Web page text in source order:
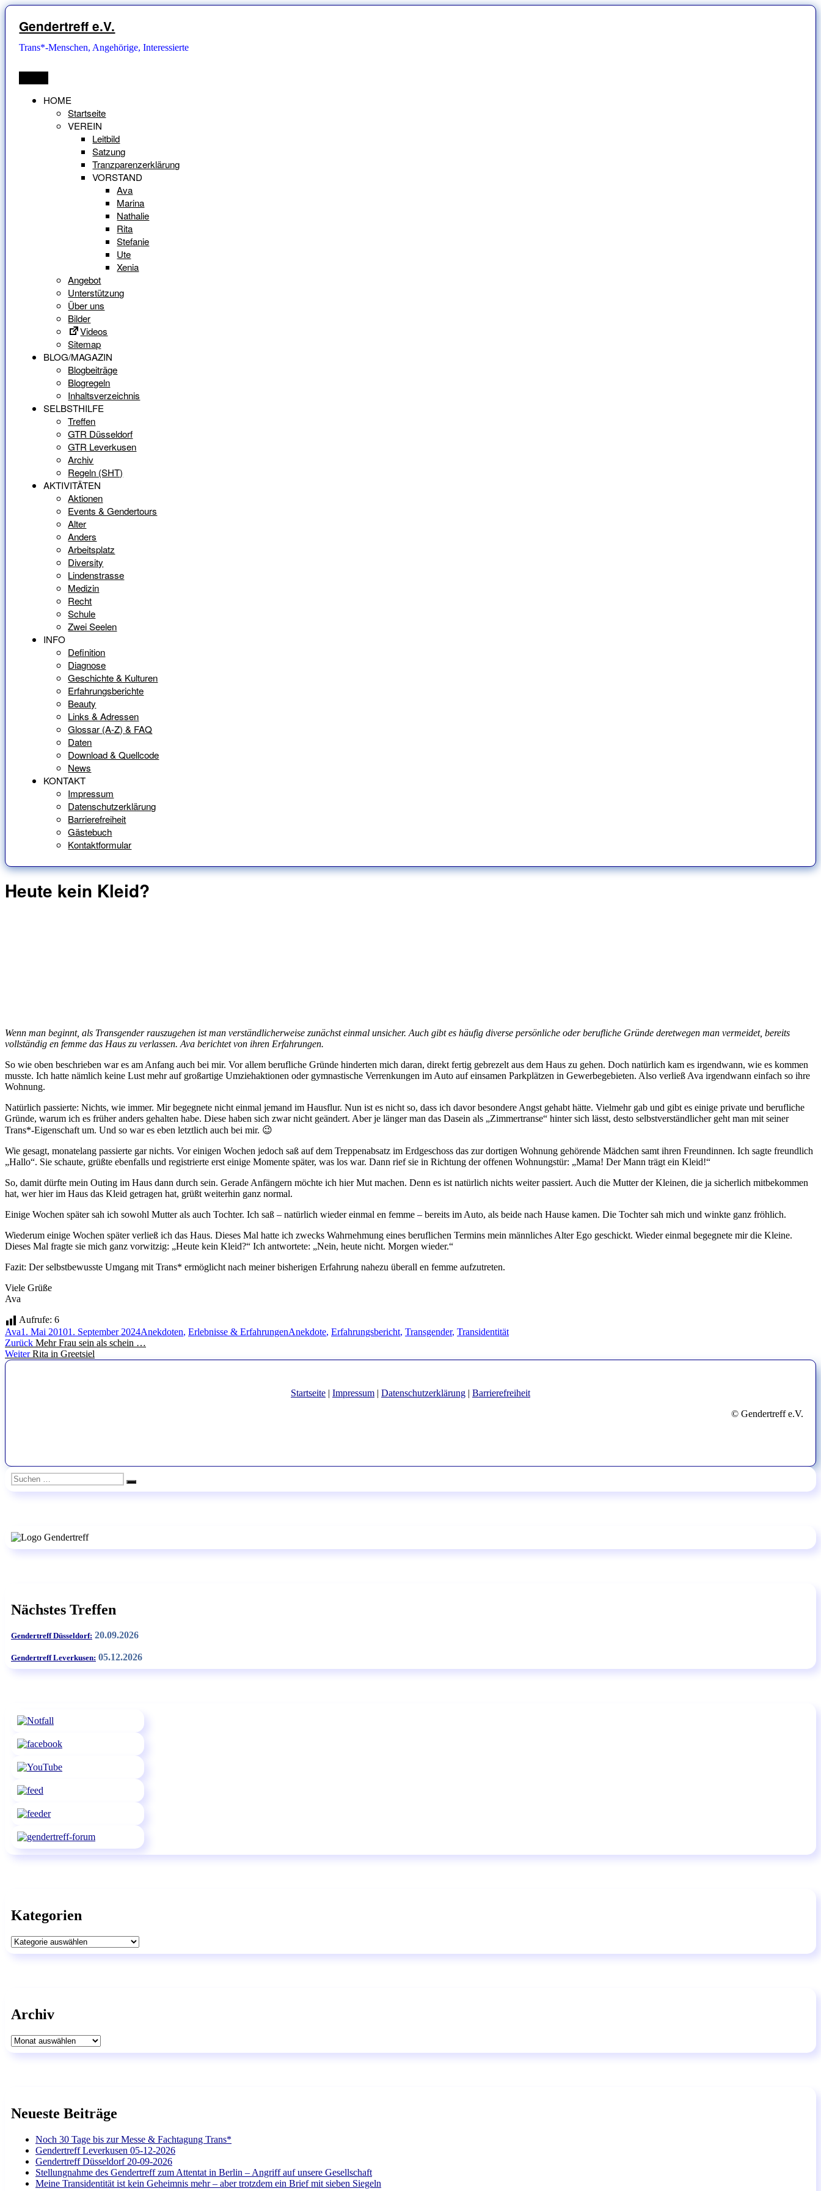
Zum
Inhalt
springen
Gendertreff e.V.
Trans*-Menschen, Angehörige, Interessierte
HOME
Startseite
VEREIN
Leitbild
Satzung
Tranzparenzerklärung
VORSTAND
Ava
Marina
Nathalie
Rita
Stefanie
Ute
Xenia
Angebot
Unterstützung
Über uns
Bilder
Videos
Sitemap
BLOG/MAGAZIN
Blogbeiträge
Blogregeln
Inhaltsverzeichnis
SELBSTHILFE
Treffen
GTR Düsseldorf
GTR Leverkusen
Archiv
Regeln (SHT)
AKTIVITÄTEN
Aktionen
Events & Gendertours
Alter
Anders
Arbeitsplatz
Diversity
Lindenstrasse
Medizin
Recht
Schule
Zwei Seelen
INFO
Definition
Diagnose
Geschichte & Kulturen
Erfahrungsberichte
Beauty
Links & Adressen
Glossar (A-Z) & FAQ
Daten
Download & Quellcode
News
KONTAKT
Impressum
Datenschutzerklärung
Barrierefreiheit
Gästebuch
Kontaktformular
Heute kein Kleid?
Wenn man beginnt, als Transgender rauszugehen ist man verständlicherweise zunächst einmal unsicher. Auch gibt es häufig diverse persönliche oder berufliche Gründe deretwegen man vermeidet, bereits
vollständig en femme das Haus zu verlassen. Ava berichtet von ihren Erfahrungen.
So wie oben beschrieben war es am Anfang auch bei mir. Vor allem berufliche Gründe hinderten mich daran, direkt fertig gebrezelt aus dem Haus zu gehen. Doch natürlich kam es irgendwann, wie es kommen
musste. Ich hatte nämlich keine Lust mehr auf großartige Umziehaktionen oder gymnastische Verrenkungen im Auto auf einsamen Parkplätzen in Gewerbegebieten. Also verließ Ava irgendwann einfach so ihre
Wohnung.
Natürlich passierte: Nichts, wie immer. Mir begegnete nicht einmal jemand im Hausflur. Nun ist es nicht so, dass ich davor besondere Angst gehabt hätte. Vielmehr gab und gibt es einige private und berufliche
Gründe, warum ich es früher anders gehalten habe. Diese haben sich zwar nicht geändert. Aber je länger man das Dasein als „Zimmertranse“ hinter sich lässt, desto selbstverständlicher geht man mit seiner
Trans*-Eigenschaft um. Und so war es eben letztlich auch bei mir. 😉
Wie gesagt, monatelang passierte gar nichts. Vor einigen Wochen jedoch saß auf dem Treppenabsatz im Erdgeschoss das zur dortigen Wohnung gehörende Mädchen samt ihren Freundinnen. Ich sagte freundlich
„Hallo“. Sie schaute, grüßte ebenfalls und registrierte erst einige Momente später, was los war. Dann rief sie in Richtung der offenen Wohnungstür: „Mama! Der Mann trägt ein Kleid!“
So, damit dürfte mein Outing im Haus dann durch sein. Gerade Anfängern möchte ich hier Mut machen. Denn es ist natürlich nichts weiter passiert. Auch die Mutter der Kleinen, die ja sicherlich mitbekommen
hat, wer hier im Haus das Kleid getragen hat, grüßt weiterhin ganz normal.
Einige Wochen später sah ich sowohl Mutter als auch Tochter. Ich saß – natürlich wieder einmal en femme – bereits im Auto, als beide nach Hause kamen. Die Tochter sah mich und winkte ganz fröhlich.
Wiederum einige Wochen später verließ ich das Haus. Dieses Mal hatte ich zwecks Wahrnehmung eines beruflichen Termins mein männliches Alter Ego geschickt. Wieder einmal begegnete mir die Kleine.
Dieses Mal fragte sie mich ganz vorwitzig: „Heute kein Kleid?“ Ich antwortete: „Nein, heute nicht. Morgen wieder.“
Fazit: Der selbstbewusste Umgang mit Trans* ermöglicht nach meiner bisherigen Erfahrung nahezu überall en femme aufzutreten.
Viele Grüße
Ava
Aufrufe: 6
Autor
AvaVeröffentlicht
am
1. Mai 20101. September 2024Kategorien
Anekdoten, Erlebnisse & ErfahrungenSchlagwörter
Anekdote, Erfahrungsbericht, Transgender, Transidentität
Beitragsnavigation
Zurück Vorheriger
Beitrag:
Mehr Frau sein als schein …
Weiter Nächster
Rita in Greetsiel
Startseite | Impressum | Datenschutzerklärung | Barrierefreiheit
© Gendertreff e.V.
Suchen
nach:
Suchen
Nächstes Treffen
Gendertreff Düsseldorf: 20.09.2026
Gendertreff Leverkusen: 05.12.2026
Kategorien
Kategorien
Archiv
Archiv
Neueste Beiträge
Noch 30 Tage bis zur Messe & Fachtagung Trans*
Gendertreff Leverkusen 05-12-2026
Gendertreff Düsseldorf 20-09-2026
Stellungnahme des Gendertreff zum Attentat in Berlin – Angriff auf unsere Gesellschaft
Meine Transidentität ist kein Geheimnis mehr – aber trotzdem ein Brief mit sieben Siegeln